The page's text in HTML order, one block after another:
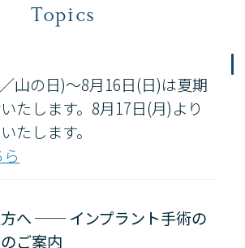
Topics
山の日)〜8月16日(日)は夏期
たします。8月17日(月)より
たします。
へ ── インプラント手術の
ご案内